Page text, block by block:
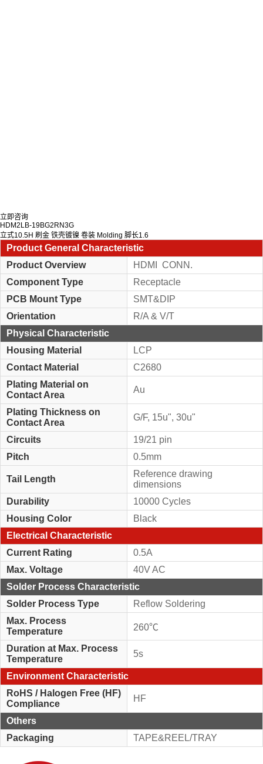
立即咨询
HDM2LB-19BG2RN3G
立式10.5H 刷金 铁壳镀镍 卷装 Molding 脚长1.6
Product General Characteristic
Product Overview
HDMI CONN.
Component Type
Receptacle
PCB Mount Type
SMT&DIP
Orientation
R/A & V/T
Physical Characteristic
Housing Material
LCP
Contact Material
C2680
Plating Material on
Contact Area
Au
Plating Thickness on
Contact Area
G/F, 15u", 30u"
Circuits
19/21 pin
Pitch
0.5mm
Tail Length
Reference drawing
dimensions
Durability
10000 Cycles
Housing Color
Black
Electrical Characteristic
Current Rating
0.5A
Max. Voltage
40V AC
Solder Process Characteristic
Solder Process Type
Reflow Soldering
Max. Process
Temperature
260℃
Duration at Max. Process
Temperature
5s
Environment Characteristic
RoHS / Halogen Free (HF)
Compliance
HF
Others
Packaging
TAPE&REEL/TRAY